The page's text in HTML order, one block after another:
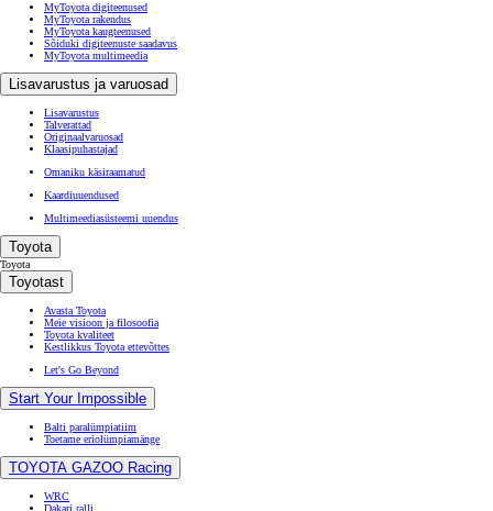
MyToyota digiteenused
MyToyota rakendus
MyToyota kaugteenused
Sõiduki digiteenuste saadavus
MyToyota multimeedia
Lisavarustus ja varuosad
Lisavarustus
Talverattad
Originaalvaruosad
Klaasipuhastajad
Omaniku käsiraamatud
Kaardiuuendused
Multimeediasüsteemi uuendus
Toyota
Toyota
Toyotast
Avasta Toyota
Meie visioon ja filosoofia
Toyota kvaliteet
Kestlikkus Toyota ettevõttes
Let's Go Beyond
Start Your Impossible
Balti paralümpiatiim
Toetame eriolümpiamänge
TOYOTA GAZOO Racing
WRC
Dakari ralli